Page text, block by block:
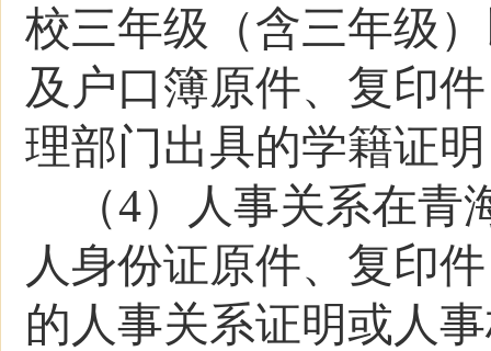
校三年级（含三年级
及户口簿原件、复印
理部门出具的学籍证
（4）人事关系在
人身份证原件、复印
的人事关系证明或人